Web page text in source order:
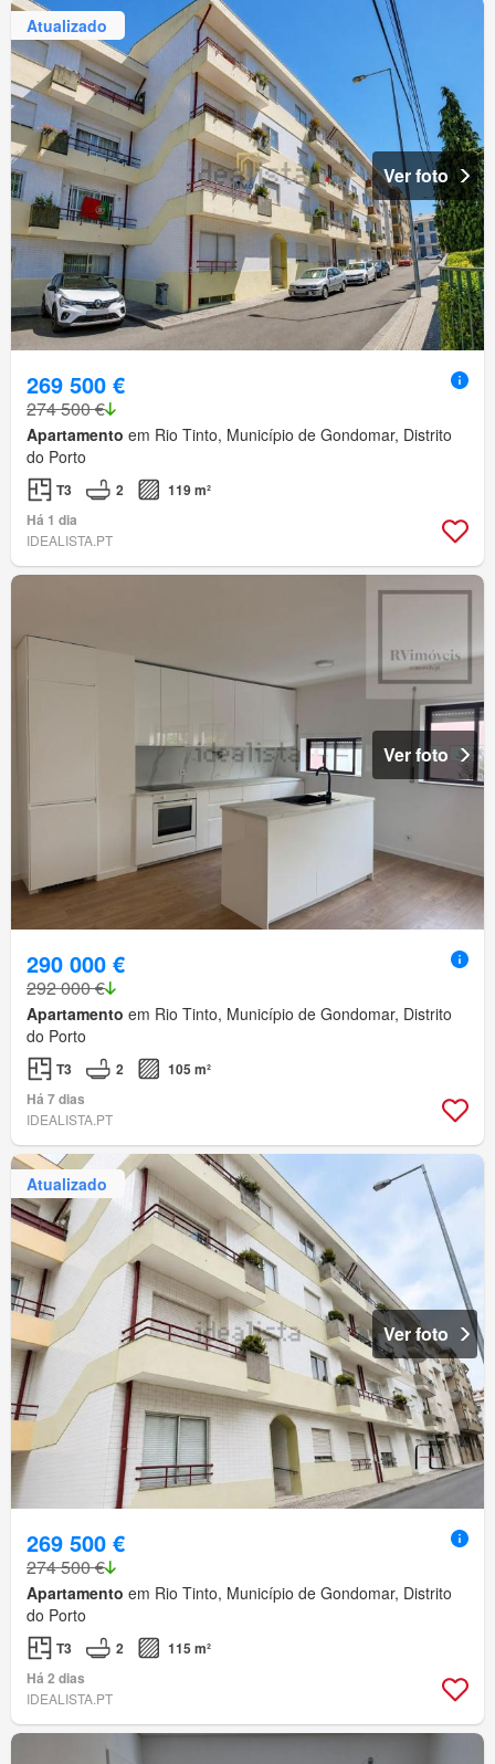
Atualizado
Ver foto
269 500 €
274 500 €
Apartamento em Rio Tinto, Município de Gondomar, Distrito
do Porto
T3 2
119 m²
Há 1 dia
IDEALISTA.PT
Ver foto
290 000 €
292 000 €
Apartamento em Rio Tinto, Município de Gondomar, Distrito
do Porto
T3 2
105 m²
Há 7 dias
IDEALISTA.PT
Atualizado
Ver foto
269 500 €
274 500 €
Apartamento em Rio Tinto, Município de Gondomar, Distrito
do Porto
T3 2
115 m²
Há 2 dias
IDEALISTA.PT